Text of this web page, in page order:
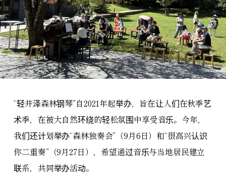
“轻井泽森林钢琴”自2021年起举办，旨在让人们在秋季艺
术季，在被大自然环绕的轻松氛围中享受音乐。今年，
我们还计划举办“森林独奏会”（9月6日）和“很高兴认识
你二重奏”（9月27日），希望通过音乐与当地居民建立
联系，共同举办活动。